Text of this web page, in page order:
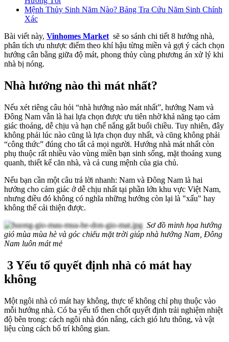
Mệnh Thủy Sinh Năm Nào? Bảng Tra Cứu Năm Sinh Chính
Xác
Bài viết này, Vinhomes Market sẽ so sánh chi tiết 8 hướng nhà,
phân tích ưu nhược điểm theo khí hậu từng miền và gợi ý cách chọn
hướng cân bằng giữa độ mát, phong thủy cùng phương án xử lý khi
nhà bị nóng.
Nhà hướng nào thì mát nhất?
Nếu xét riêng câu hỏi “nhà hướng nào mát nhất”, hướng Nam và
Đông Nam vẫn là hai lựa chọn được ưu tiên nhờ khả năng tạo cảm
giác thoáng, dễ chịu và hạn chế nắng gắt buổi chiều. Tuy nhiên, đây
không phải lúc nào cũng là lựa chọn duy nhất, và cũng không phải
“công thức” đúng cho tất cả mọi người. Hướng nhà mát nhất còn
phụ thuộc rất nhiều vào vùng miền bạn sinh sống, mặt thoáng xung
quanh, thiết kế căn nhà, và cả cung mệnh của gia chủ.
Nếu bạn cần một câu trả lời nhanh: Nam và Đông Nam là hai
hướng cho cảm giác ở dễ chịu nhất tại phần lớn khu vực Việt Nam,
nhưng điều đó không có nghĩa những hướng còn lại là "xấu" hay
không thể cải thiện được.
Sơ đồ minh họa hướng
gió mùa mùa hè và góc chiếu mặt trời giúp nhà hướng Nam, Đông
Nam luôn mát mẻ
3 Yếu tố quyết định nhà có mát hay
không
Một ngôi nhà có mát hay không, thực tế không chỉ phụ thuộc vào
mỗi hướng nhà. Có ba yếu tố then chốt quyết định trải nghiệm nhiệt
độ bên trong: cách ngôi nhà đón nắng, cách gió lưu thông, và vật
liệu cùng cách bố trí không gian.